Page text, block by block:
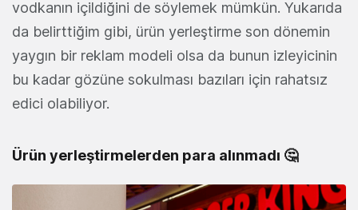
vodkanın içildiğini de söylemek mümkün. Yukarıda
da belirttiğim gibi, ürün yerleştirme son dönemin
yaygın bir reklam modeli olsa da bunun izleyicinin
bu kadar gözüne sokulması bazıları için rahatsız
edici olabiliyor.
Ürün yerleştirmelerden para alınmadı 🤔